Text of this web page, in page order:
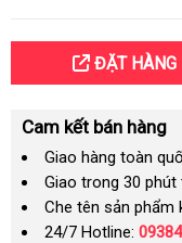
ĐẶT HÀNG
Cam kết bán hàng
Giao hàng toàn
Giao trong 30 phút
Che tên sản phẩm
24/7 Hotline: